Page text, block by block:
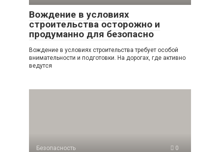
Вождение в условиях
строительства осторожно и
продуманно для безопасно
Вождение в условиях строительства требует особой
внимательности и подготовки. На дорогах, где активно
ведутся
Безопасность 0